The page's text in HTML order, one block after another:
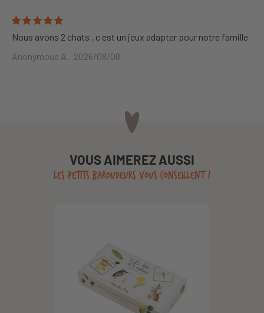
Nous avons 2 chats , c est un jeux adapter pour notre famille
Anonymous A. 2026/08/08
VOUS AIMEREZ AUSSI
LES PETITS BAROUDEURS VOUS CONSEILLENT !